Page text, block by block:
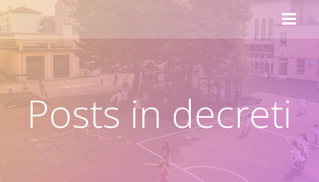
contenuto
Posts in decreti